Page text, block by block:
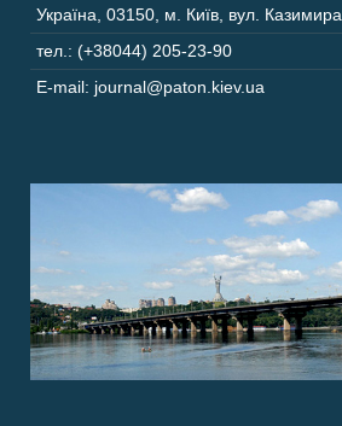
Україна 03150 м. Київ, вул.
тел.: (+38044) 205-23-90
E-mail: journal@paton.kiev.ua